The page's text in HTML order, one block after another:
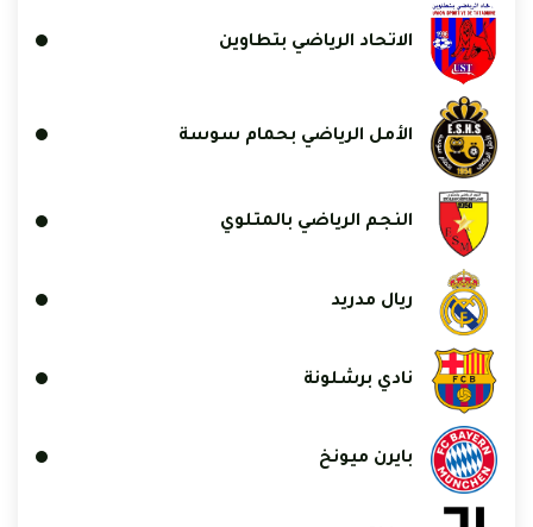
الاتحاد الرياضي بتطاوين
الأمل الرياضي بحمام سوسة
النجم الرياضي بالمتلوي
ريال مدريد
نادي برشلونة
بايرن ميونخ